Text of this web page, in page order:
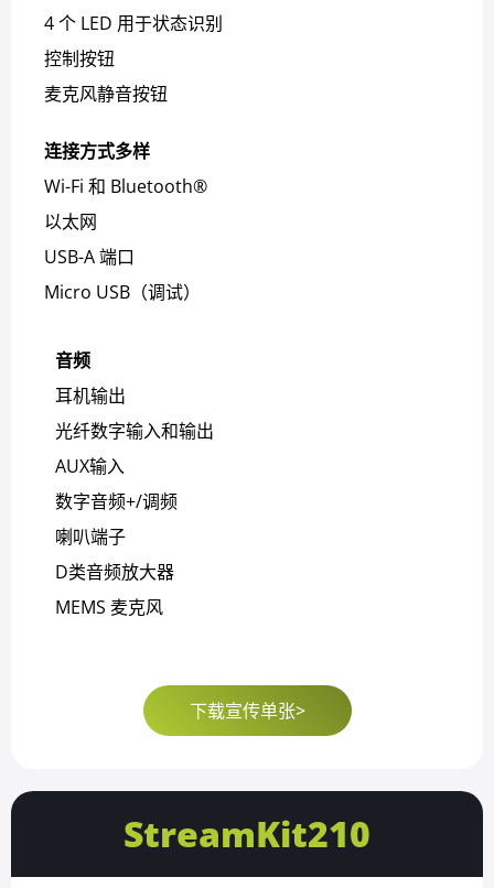
4 个 LED 用于状态识别
控制按钮
麦克风静音按钮
连接方式多样
Wi-Fi 和 Bluetooth®
以太网
USB-A 端口
Micro USB（调试）
音频
耳机输出
光纤数字输入和输出
AUX输入
数字音频+/调频
喇叭端子
D类音频放大器
MEMS 麦克风
下载宣传单张>
StreamKit210